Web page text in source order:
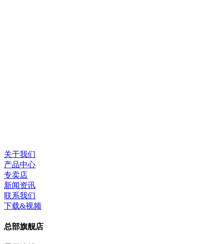
关于我们
产品中心
专卖店
新闻资讯
联系我们
下载&视频
总部旗舰店